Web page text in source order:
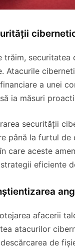
trăim,
Atacurile
a unei
ia măsuri
securității
până la furtul
care aceste
eficiente
afacerii
atacurilor
de